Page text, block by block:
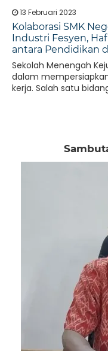
13 Februari 2023
Kolaborasi SMK
Industri Fesyen,
antara Pendidikan
Sekolah Menengah
dalam
kerja. Salah satu